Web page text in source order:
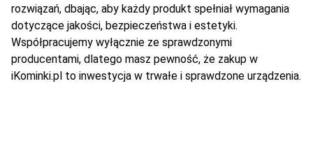
rozwiązań, dbając, aby każdy produkt spełniał wymagania
dotyczące jakości, bezpieczeństwa i estetyki.
Współpracujemy wyłącznie ze sprawdzonymi
producentami, dlatego masz pewność, że zakup w
iKominki.pl to inwestycja w trwałe i sprawdzone urządzenia.